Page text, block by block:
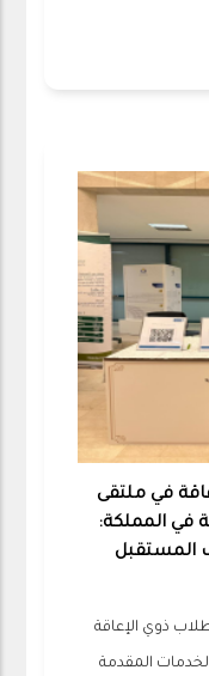
في ملتقى
في المملكة:
المستقبل
ذوي الإعاقة
المقدمة